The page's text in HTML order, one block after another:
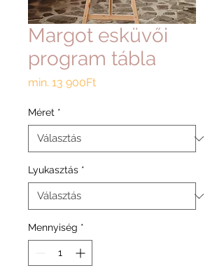
Margot esküvői
program tábla
min. 13 900FtAkciós
Méret *
Lyukasztás *
Mennyiség *